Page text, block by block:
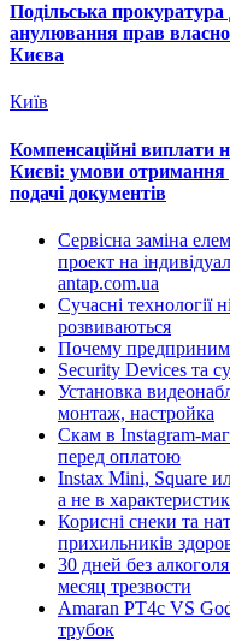
Подільська прокуратура
анулювання прав
Києва
Київ
Компенсаційні виплати
Києві: умови отримання
подачі документів
Сервісна заміна
проект на
antap.com.ua
Сучасні технології
розвиваються
Почему
Security Devices та
Установка
монтаж, настройка
Скам в Instagram-
перед оплатою
Instax Mini, Square
а не в
Корисні снеки та
прихильників
30 дней без
месяц трезвости
Amaran PT4c VS
трубок